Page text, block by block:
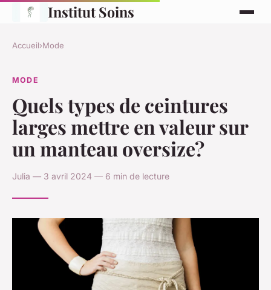
Institut Soins
Accueil›Mode
MODE
Quels types de ceintures
larges mettre en valeur sur
un manteau oversize?
Julia — 3 avril 2024 — 6 min de lecture